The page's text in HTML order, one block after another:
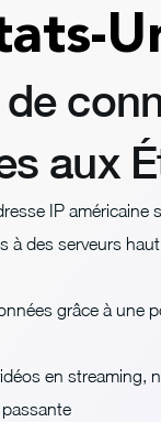
aux
IP américaine
à des serveurs
grâce à une
en streaming,